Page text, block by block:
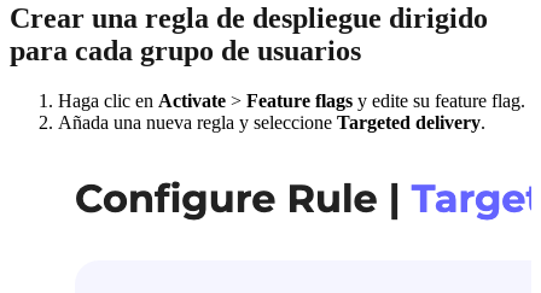
Crear una regla de despliegue dirigido
para cada grupo de usuarios
Haga clic en Activate > Feature flags y edite su feature flag.
Añada una nueva regla y seleccione Targeted delivery.